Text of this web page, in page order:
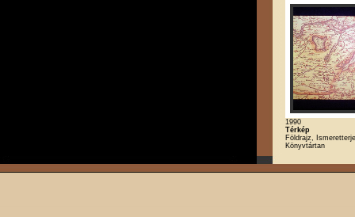
1990
Térkép
Földrajz,
Könyvtártan